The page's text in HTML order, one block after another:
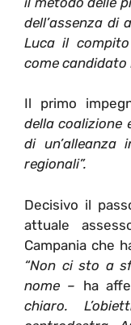
dell’assenza di
Luca il
come candidato
Il primo
della coalizione
di un’alleanza
regionali”.
Decisivo il
attuale
Campania che
“Non ci sto a
nome – ha
chiaro.